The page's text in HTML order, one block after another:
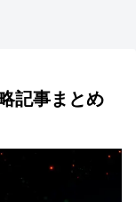
記事まとめ